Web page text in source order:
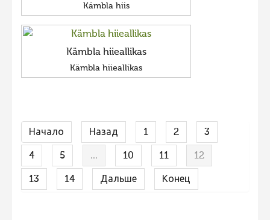
Kämbla hiis
Kämbla hiieallikas
Kämbla hiieallikas
Начало Назад 1 2 3
4 5 ... 10 11 12
13 14 Дальше Конец